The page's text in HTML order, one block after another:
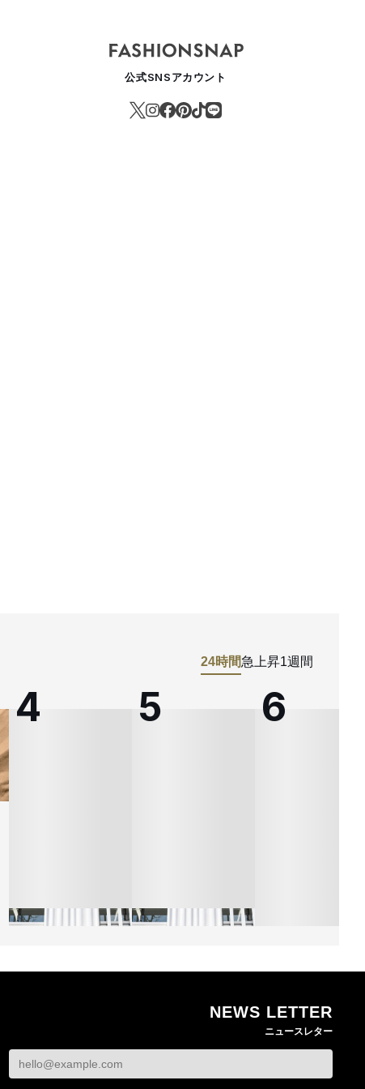
公式SNSアカウント
24時間急上昇1週間
HD 被災経緯を書面で
発表
オンワードHDが緊急時
に貴重品の常時携行を
【トップに聞く
オンワードHD保元道
NEWS LETTER
ニュースレター